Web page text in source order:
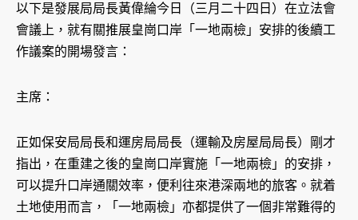
以下是發展局局長黃偉綸今日（三月二十四日）在立法會
會議上，就有關推展皇崗口岸「一地兩檢」安排的後續工
作議案的開場發言：
主席：
正如保安局局長和運房局局長（運輸及房屋局局長）剛才
指出，在重建之後的皇崗口岸實施「一地兩檢」的安排，
可以提升口岸通關效率，便利往來港深兩地的旅客。就着
土地使用而言，「一地兩檢」亦都提供了一個非常難得的